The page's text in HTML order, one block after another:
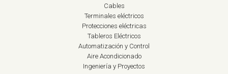
Cables
Terminales eléctricos
Protecciones eléctricas
Tableros Eléctricos
Automatización y Control
Aire Acondicionado
Ingeniería y Proyectos